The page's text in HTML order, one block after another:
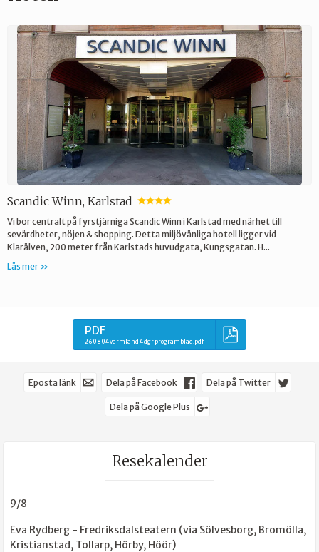
Scandic Winn, Karlstad ★★★★
Vi bor centralt på fyrstjärniga Scandic Winn i Karlstad med närhet till
sevärdheter, nöjen & shopping. Detta miljövänliga hotell ligger vid
Klarälven, 200 meter från Karlstads huvudgata, Kungsgatan. H...
Läs mer »
PDF
260804 varmland 4 dgr programblad.pdf
Eposta länk Dela på Facebook Dela på Twitter
Dela på Google Plus
Resekalender
9/8
Eva Rydberg - Fredriksdalsteatern (via Sölvesborg, Bromölla,
Kristianstad, Tollarp, Hörby, Höör)